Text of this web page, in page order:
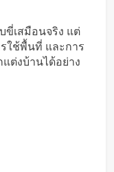
ขี่เสมือนจริง แต่
ใช้พื้นที่ และการ
ต่งบ้านได้อย่าง